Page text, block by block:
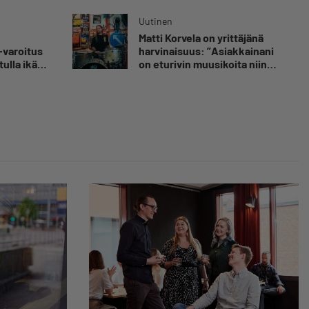
varoitus
ikävä
Uutinen
Matti Korvela on yrittäjänä
harvinaisuus: ”Asiakkainani
on eturivin muusikoita niin